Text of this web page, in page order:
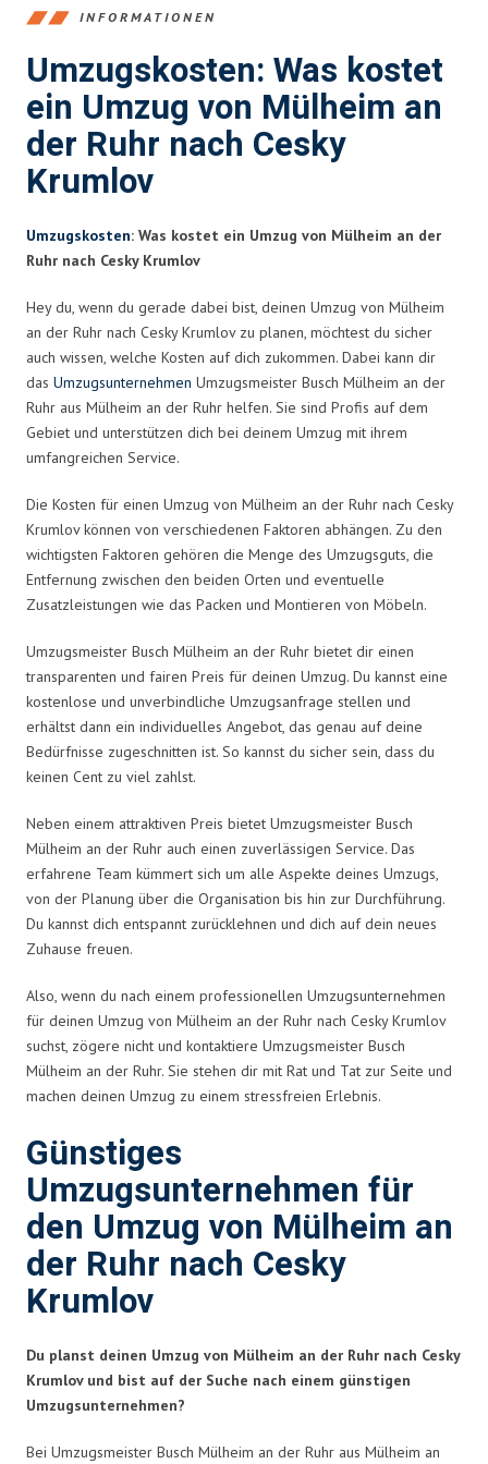
INFORMATIONEN
Umzugskosten: Was kostet
ein Umzug von Mülheim an
der Ruhr nach Cesky
Krumlov
Umzugskosten: Was kostet ein Umzug von Mülheim an der
Ruhr nach Cesky Krumlov
Hey du, wenn du gerade dabei bist, deinen Umzug von Mülheim
an der Ruhr nach Cesky Krumlov zu planen, möchtest du sicher
auch wissen, welche Kosten auf dich zukommen. Dabei kann dir
das Umzugsunternehmen Umzugsmeister Busch Mülheim an der
Ruhr aus Mülheim an der Ruhr helfen. Sie sind Profis auf dem
Gebiet und unterstützen dich bei deinem Umzug mit ihrem
umfangreichen Service.
Die Kosten für einen Umzug von Mülheim an der Ruhr nach Cesky
Krumlov können von verschiedenen Faktoren abhängen. Zu den
wichtigsten Faktoren gehören die Menge des Umzugsguts, die
Entfernung zwischen den beiden Orten und eventuelle
Zusatzleistungen wie das Packen und Montieren von Möbeln.
Umzugsmeister Busch Mülheim an der Ruhr bietet dir einen
transparenten und fairen Preis für deinen Umzug. Du kannst eine
kostenlose und unverbindliche Umzugsanfrage stellen und
erhältst dann ein individuelles Angebot, das genau auf deine
Bedürfnisse zugeschnitten ist. So kannst du sicher sein, dass du
keinen Cent zu viel zahlst.
Neben einem attraktiven Preis bietet Umzugsmeister Busch
Mülheim an der Ruhr auch einen zuverlässigen Service. Das
erfahrene Team kümmert sich um alle Aspekte deines Umzugs,
von der Planung über die Organisation bis hin zur Durchführung.
Du kannst dich entspannt zurücklehnen und dich auf dein neues
Zuhause freuen.
Also, wenn du nach einem professionellen Umzugsunternehmen
für deinen Umzug von Mülheim an der Ruhr nach Cesky Krumlov
suchst, zögere nicht und kontaktiere Umzugsmeister Busch
Mülheim an der Ruhr. Sie stehen dir mit Rat und Tat zur Seite und
machen deinen Umzug zu einem stressfreien Erlebnis.
Günstiges
Umzugsunternehmen für
den Umzug von Mülheim an
der Ruhr nach Cesky
Krumlov
Du planst deinen Umzug von Mülheim an der Ruhr nach Cesky
Krumlov und bist auf der Suche nach einem günstigen
Umzugsunternehmen?
Bei Umzugsmeister Busch Mülheim an der Ruhr aus Mülheim an